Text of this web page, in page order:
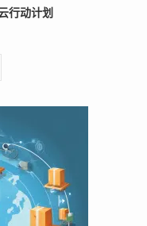
行动计划